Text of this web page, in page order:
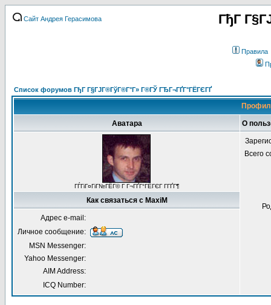
Сайт Андрея Герасимова ГђГ
Правила
Список форумов ГђГ Г§ГЈГ®ГўГ®Г°Г» Г®ГЎ ГЂГ¬ГҐГ°ГЁГЄГҐ
Аватара О
ГЃГіГ¤ГіГ№ГЁГ© Г Г¬ГҐГ°ГЁГЄГ Г­ГҐГ¶
Всего
Как связаться с MaxiM
Адрес e-mail:
Личное сообщение:
MSN Messenger:
Yahoo Messenger:
AIM Address:
ICQ Number: